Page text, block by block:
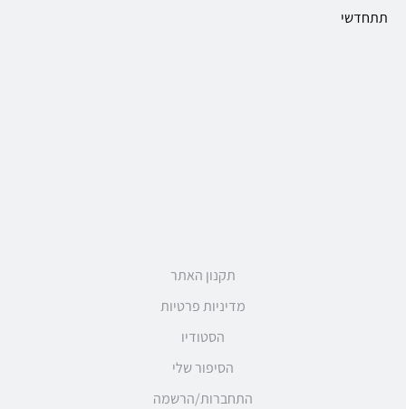
תתחדשי
תקנון האתר
מדיניות פרטיות
הסטודיו
הסיפור שלי
התחברות/הרשמה